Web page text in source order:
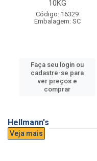
10KG
Código: 16329
Embalagem: SC
Faça seu login ou
cadastre-se para
ver preços e
comprar
Hellmann's
Veja mais